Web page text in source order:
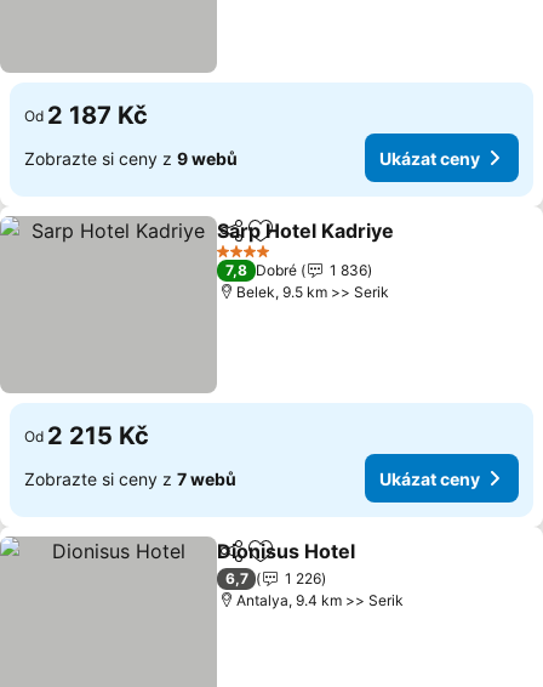
Od 2 187 Kč
Zobrazte si ceny z 9 webů Ukázat ceny
SdíletPřidat na seznam oblíbených
Sarp Hotel Kadriye
4 Počet hvězdiček
7,8 Dobré
1 836
Belek, 9.5 km >> Serik
Od 2 215 Kč
Zobrazte si ceny z 7 webů Ukázat ceny
SdíletPřidat na seznam oblíbených
Dionisus Hotel
6,7
1 226
Antalya, 9.4 km >> Serik